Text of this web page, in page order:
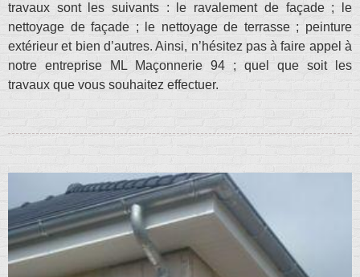
travaux sont les suivants : le ravalement de façade ; le
nettoyage de façade ; le nettoyage de terrasse ; peinture
extérieur et bien d’autres. Ainsi, n’hésitez pas à faire appel à
notre entreprise ML Maçonnerie 94 ; quel que soit les
travaux que vous souhaitez effectuer.